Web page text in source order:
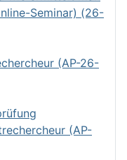
Seminar) (26-
(AP-26-
(AP-